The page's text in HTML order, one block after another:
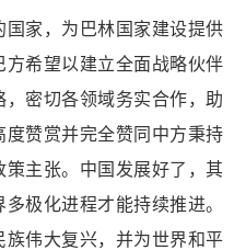
家，为巴林国家建设提供
希望以建立全面战略伙伴
密切各领域务实合作，助
赞赏并完全赞同中方秉持
主张。中国发展好了，其
极化进程才能持续推进。
族伟大复兴，并为世界和平